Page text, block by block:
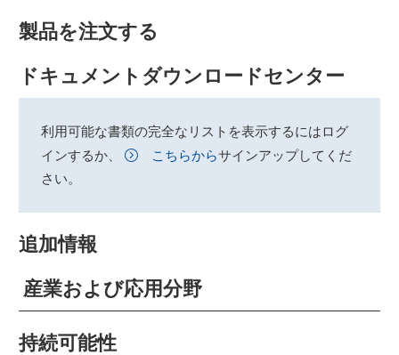
製品を注文する
ドキュメントダウンロードセンター
利用可能な書類の完全なリストを表示するにはログ
インするか、
こちらからサインアップしてくだ
さい。
追加情報
産業および応用分野
持続可能性